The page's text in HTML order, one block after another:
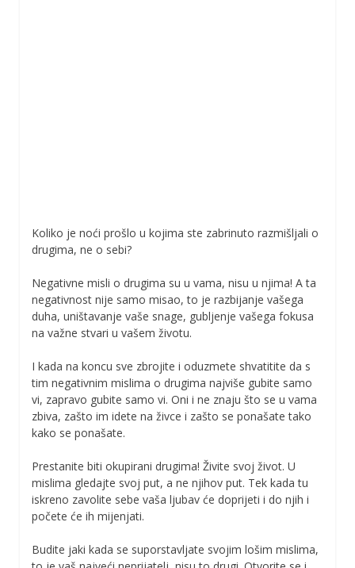
Koliko je noći prošlo u kojima ste zabrinuto razmišljali o
drugima, ne o sebi?
Negativne misli o drugima su u vama, nisu u njima! A ta
negativnost nije samo misao, to je razbijanje vašega
duha, uništavanje vaše snage, gubljenje vašega fokusa
na važne stvari u vašem životu.
I kada na koncu sve zbrojite i oduzmete shvatitite da s
tim negativnim mislima o drugima najviše gubite samo
vi, zapravo gubite samo vi. Oni i ne znaju što se u vama
zbiva, zašto im idete na živce i zašto se ponašate tako
kako se ponašate.
Prestanite biti okupirani drugima! Živite svoj život. U
mislima gledajte svoj put, a ne njihov put. Tek kada tu
iskreno zavolite sebe vaša ljubav će doprijeti i do njih i
počete će ih mijenjati.
Budite jaki kada se suporstavljate svojim lošim mislima,